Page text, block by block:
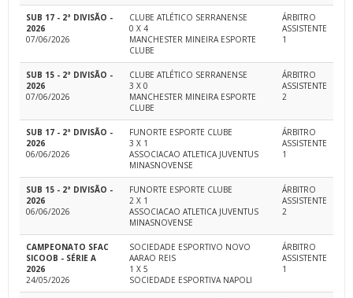
SUB 17 - 2ª DIVISÃO -
2026
07/06/2026
CLUBE ATLÉTICO SERRANENSE
0 X 4
MANCHESTER MINEIRA ESPORTE
CLUBE
ÁRBITRO
ASSISTENTE
1
SUB 15 - 2ª DIVISÃO -
2026
07/06/2026
CLUBE ATLÉTICO SERRANENSE
3 X 0
MANCHESTER MINEIRA ESPORTE
CLUBE
ÁRBITRO
ASSISTENTE
2
SUB 17 - 2ª DIVISÃO -
2026
06/06/2026
FUNORTE ESPORTE CLUBE
3 X 1
ASSOCIACAO ATLETICA JUVENTUS
MINASNOVENSE
ÁRBITRO
ASSISTENTE
1
SUB 15 - 2ª DIVISÃO -
2026
06/06/2026
FUNORTE ESPORTE CLUBE
2 X 1
ASSOCIACAO ATLETICA JUVENTUS
MINASNOVENSE
ÁRBITRO
ASSISTENTE
2
CAMPEONATO SFAC
SICOOB - SÉRIE A
2026
24/05/2026
SOCIEDADE ESPORTIVO NOVO
AARAO REIS
1 X 5
SOCIEDADE ESPORTIVA NAPOLI
ÁRBITRO
ASSISTENTE
1